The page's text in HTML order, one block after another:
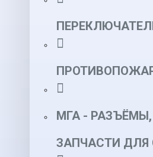
МГА -
ЗАПЧАСТИ ДЛЯ